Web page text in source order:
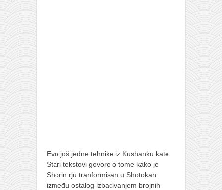
Evo još jedne tehnike iz Kushanku kate.
Stari tekstovi govore o tome kako je
Shorin rju tranformisan u Shotokan
između ostalog izbacivanjem brojnih